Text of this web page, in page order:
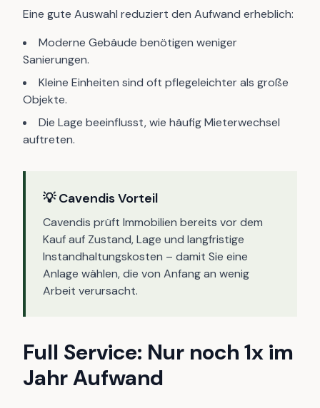
Eine gute Auswahl reduziert den Aufwand erheblich:
Moderne Gebäude benötigen weniger
Sanierungen.
Kleine Einheiten sind oft pflegeleichter als große
Objekte.
Die Lage beeinflusst, wie häufig Mieterwechsel
auftreten.
💡 Cavendis Vorteil
Cavendis prüft Immobilien bereits vor dem
Kauf auf Zustand, Lage und langfristige
Instandhaltungskosten – damit Sie eine
Anlage wählen, die von Anfang an wenig
Arbeit verursacht.
Full Service: Nur noch 1x im
Jahr Aufwand